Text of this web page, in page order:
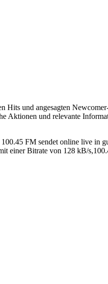
und angesagten
Aktionen und relevante
FM sendet online live in
einer Bitrate von 128 kB/